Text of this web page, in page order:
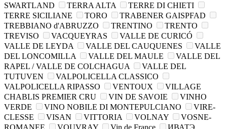
SWARTLAND
TERRA ALTA
TERRE DI CHIETI
TERRE SICILIANE
TORO
TRABENER GAISPFAD
TREBBIANO d'ABRUZZO
TRENTINO
TRENTO
TREVISO
VACQUEYRAS
VALLE DE CURICÓ
VALLE DE LEYDA
VALLE DEL CAUQUENES
VALLE
DEL LONCOMILLA
VALLE DEL MAULE
VALLE DEL
RAPEL / VALLE DE COLCHAGUA
VALLE DEL
TUTUVEN
VALPOLICELLA CLASSICO
VALPOLICELLA RIPASSO
VENTOUX
VILLAGE
CHABLIS PREMIER CRU
VIN DE SAVOIE
VINHO
VERDE
VINO NOBILE DI MONTEPULCIANO
VIRE-
CLESSE
VISAN VITTORIA VOLNAY
VOSNE-
ROMANEE
VOUVRAY Vin de France ИВАТЭ